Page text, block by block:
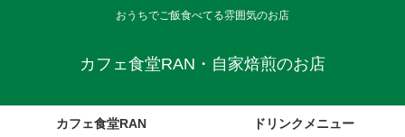
おうちでご飯食べてる雰囲気のお店
カフェ食堂RAN・自家焙煎のお店
カフェ食堂RAN ドリンクメニュー